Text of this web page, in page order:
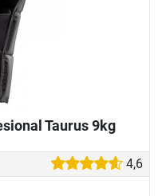
Taurus 9kg
4,6